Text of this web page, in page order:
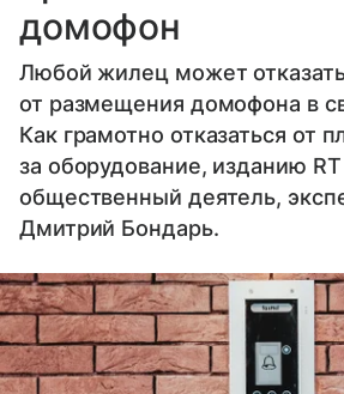
домофон
Любой жилец может
от размещения домофона в
Как грамотно отказаться от
за оборудование, изданию
общественный деятель,
Дмитрий Бондарь.